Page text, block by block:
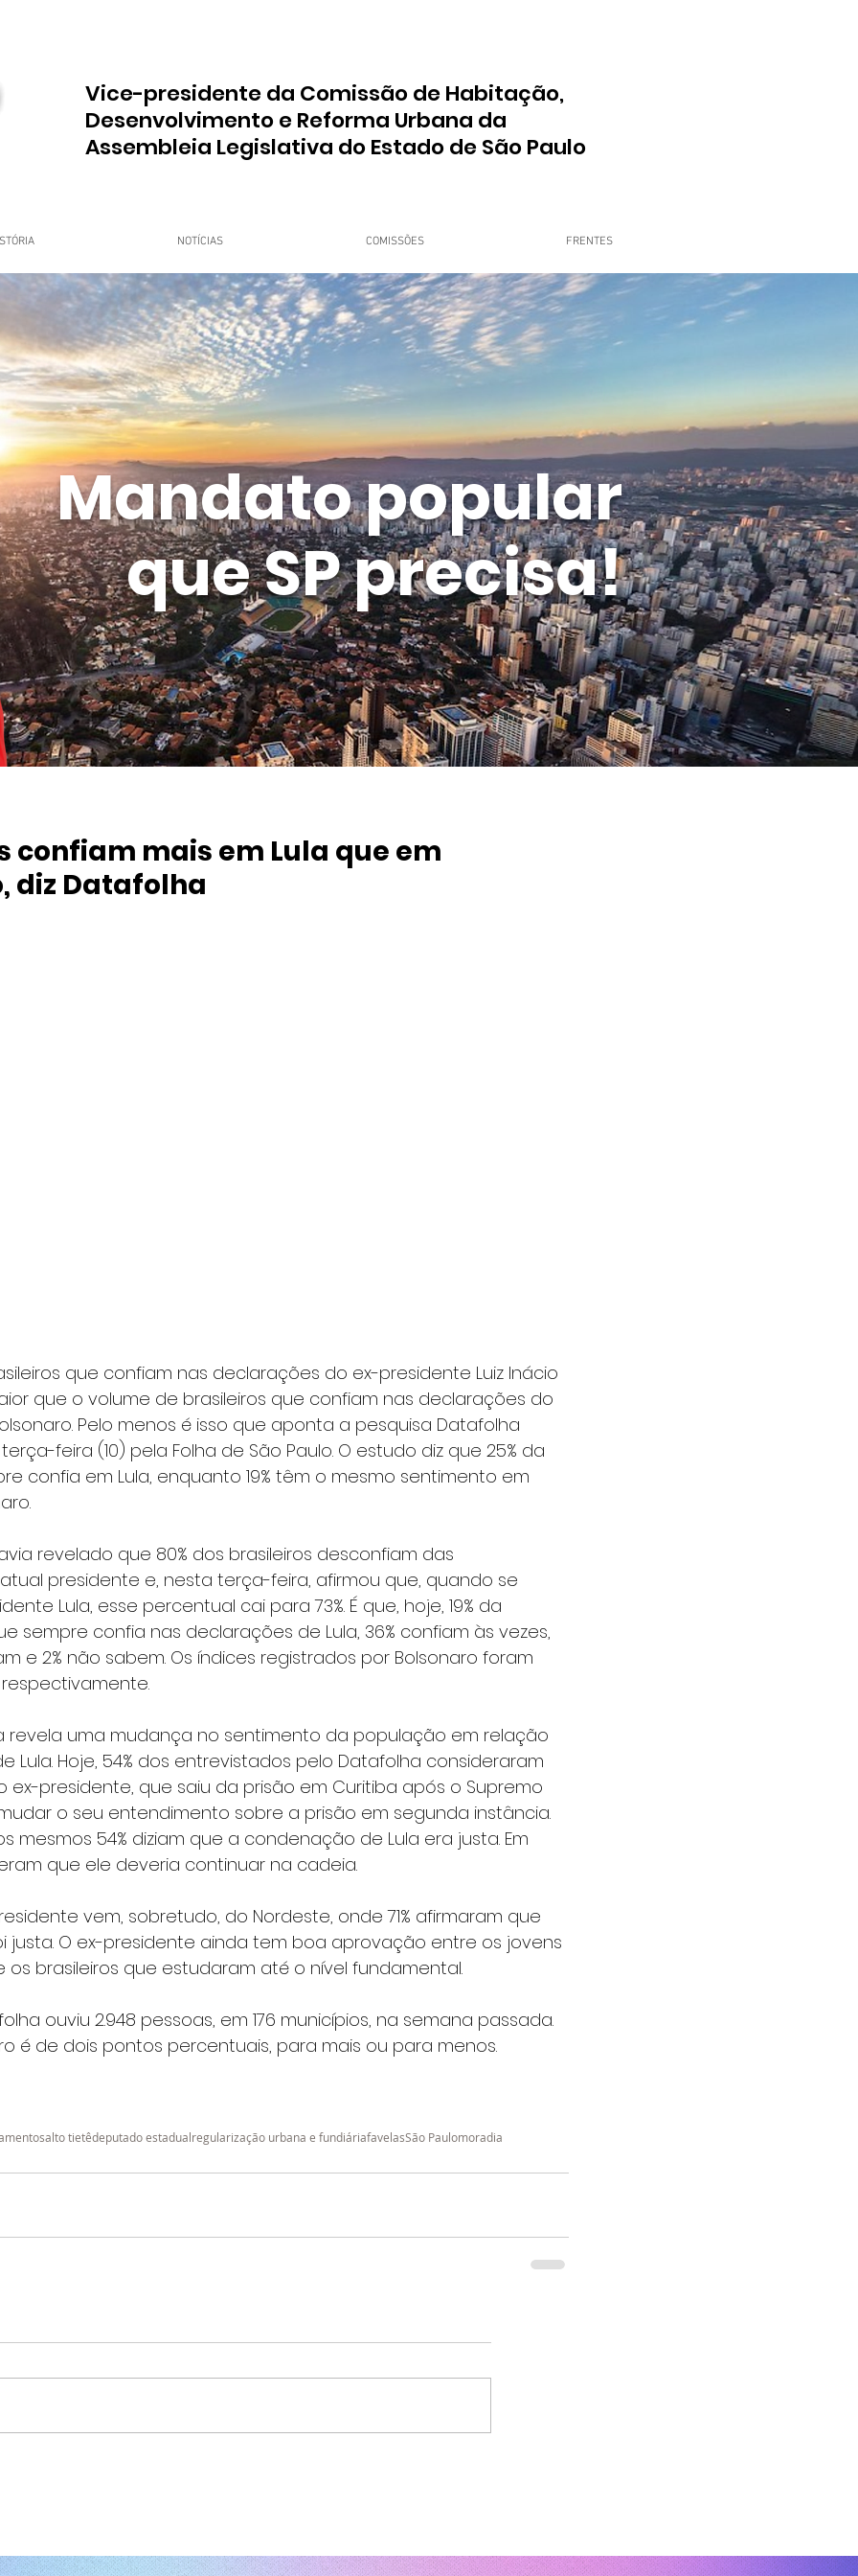
Vice-presidente da Comissão de Habitação,
Desenvolvimento e Reforma Urbana da
Assembleia Legislativa do Estado de São Paulo
NOTÍCIAS COMISSÕES FRENTES
confiam mais em Lula que em
diz Datafolha
que confiam nas declarações do ex-presidente Luiz Inácio
que o volume de brasileiros que confiam nas declarações do
Pelo menos é isso que aponta a pesquisa Datafolha
feira (10) pela Folha de São Paulo. O estudo diz que 25% da
confia em Lula, enquanto 19% têm o mesmo sentimento em
revelado que 80% dos brasileiros desconfiam das
presidente e, nesta terça-feira, afirmou que, quando se
Lula, esse percentual cai para 73%. É que, hoje, 19% da
sempre confia nas declarações de Lula, 36% confiam às vezes,
e 2% não sabem. Os índices registrados por Bolsonaro foram
respectivamente.
revela uma mudança no sentimento da população em relação
Lula. Hoje, 54% dos entrevistados pelo Datafolha consideraram
ex-presidente, que saiu da prisão em Curitiba após o Supremo
o seu entendimento sobre a prisão em segunda instância.
mesmos 54% diziam que a condenação de Lula era justa. Em
que ele deveria continuar na cadeia.
vem, sobretudo, do Nordeste, onde 71% afirmaram que
justa. O ex-presidente ainda tem boa aprovação entre os jovens
os brasileiros que estudaram até o nível fundamental.
ouviu 2.948 pessoas, em 176 municípios, na semana passada.
é de dois pontos percentuais, para mais ou para menos.
alto tietêdeputado estadualregularização urbana e fundiáriafavelasSão Paulomoradia
Mandato popular
que SP precisa!